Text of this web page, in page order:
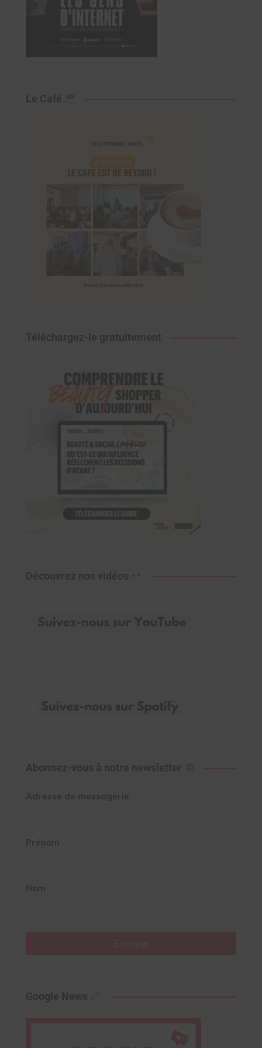
Le Café
Téléchargez-le gratuitement
Découvrez nos vidéos
Abonnez-vous à notre newsletter
Adresse de messagerie
Prénom
Nom
Google News